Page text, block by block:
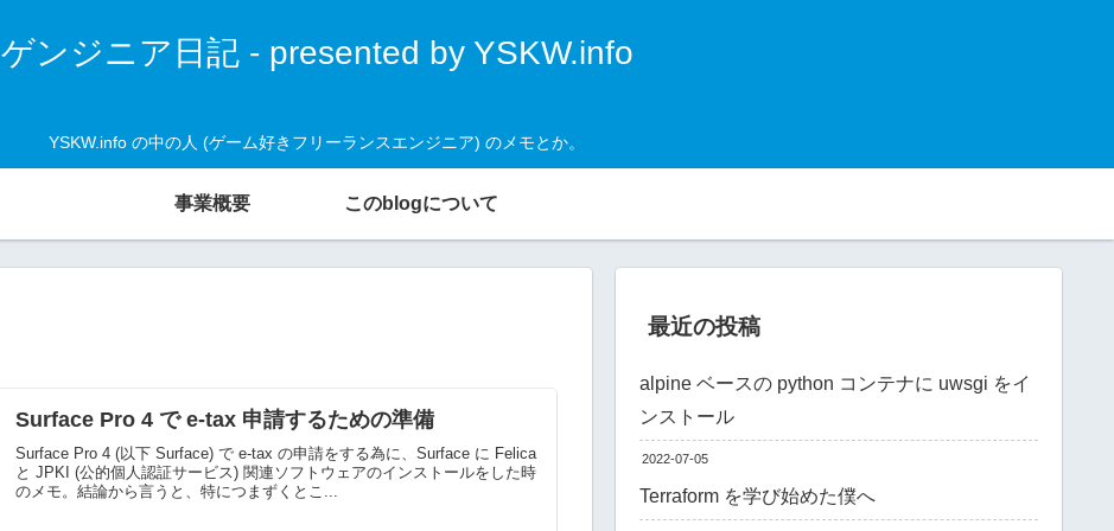
ゲンジニア日記 - presented by YSKW.info
YSKW.info の中の人 (ゲーム好きフリーランスエンジニア) のメモとか。
事業概要 このblogについて
Surface Pro 4 で e-tax 申請するための準備
Surface Pro 4 (以下 Surface) で e-tax の申請をする為に、Surface に Felica
と JPKI (公的個人認証サービス) 関連ソフトウェアのインストールをした時
のメモ。結論から言うと、特につまずくとこ...
最近の投稿
alpine ベースの python コンテナに uwsgi をイ
ンストール
2022-07-05
Terraform を学び始めた僕へ